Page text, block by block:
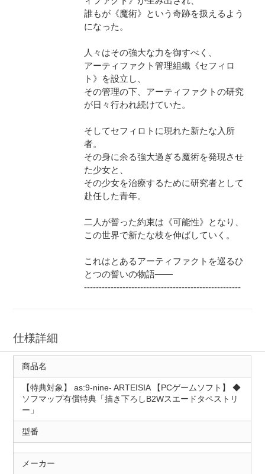
誰もが《魔術》という奇跡を扱えるよう
になった。
人々はその強大な力を御すべく、
アーティファクト管理組織《セフィロ
ト》を設立し、
その管理の下、アーティファクトの研究
が日々行われ続けていた。
そしてセフィロトに現れた新たな入所
者。
その身に余る強大過ぎる魔術を発現させ
た少女と、
その少女を治療するために研究者として
赴任した青年。
二人が誓った約束は《可能性》となり、
この世界で新たな枝を伸ばしていく。
これはとあるアーティファクトを巡るひ
とつの誓いの物語――
-----------------------------------------------------
仕様詳細
商品名
【特典対象】 as:9-nine- ARTEISIA 【PCゲームソフト】 ◆
ソフマップ有償特典「描き下ろしB2Wスエードタペストリ
ー」
型番
メーカー